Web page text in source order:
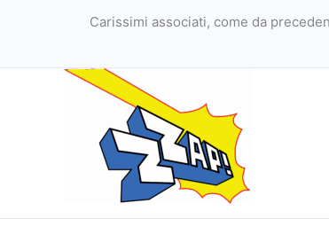
Carissimi associati, come da